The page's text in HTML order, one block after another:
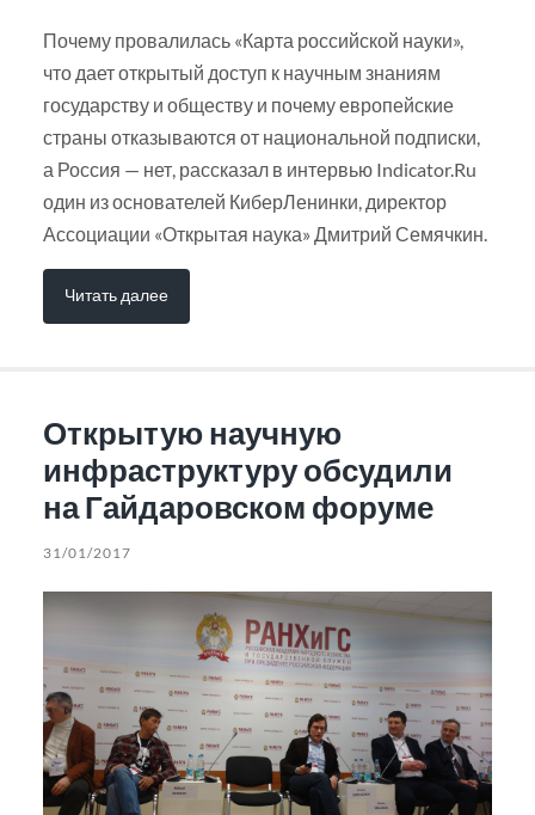
Почему провалилась «Карта российской науки»,
что дает открытый доступ к научным знаниям
государству и обществу и почему европейские
страны отказываются от национальной подписки,
а Россия — нет, рассказал в интервью Indicator.Ru
один из основателей КиберЛенинки, директор
Ассоциации «Открытая наука» Дмитрий Семячкин.
Читать далее
Открытую научную
инфраструктуру обсудили
на Гайдаровском форуме
31/01/2017